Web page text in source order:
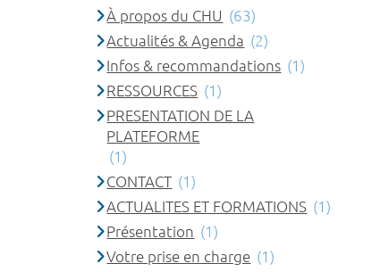
À propos du CHU (63)
Actualités & Agenda (2)
Infos & recommandations (1)
RESSOURCES (1)
PRESENTATION DE LA
PLATEFORME
(1)
CONTACT (1)
ACTUALITES ET FORMATIONS (1)
Présentation (1)
Votre prise en charge (1)